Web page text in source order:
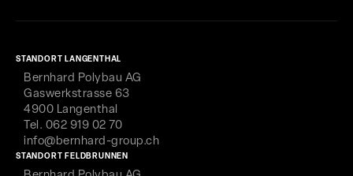
STANDORT LANGENTHAL
Bernhard Polybau AG
Gaswerkstrasse 63
4900 Langenthal
Tel. 062 919 02 70
info@bernhard-group.ch
STANDORT FELDBRUNNEN